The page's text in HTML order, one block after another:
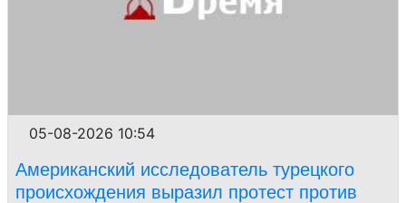
05-08-2026 10:54
Американский исследователь турецкого
происхождения выразил протест против